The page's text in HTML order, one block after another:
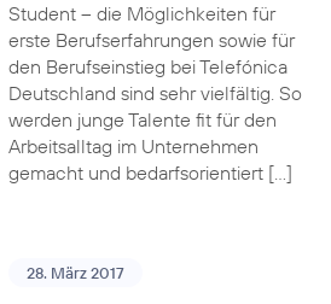
Student – die Möglichkeiten für
erste Berufserfahrungen sowie für
den Berufseinstieg bei Telefónica
Deutschland sind sehr vielfältig. So
werden junge Talente fit für den
Arbeitsalltag im Unternehmen
gemacht und bedarfsorientiert […]
28. März 2017